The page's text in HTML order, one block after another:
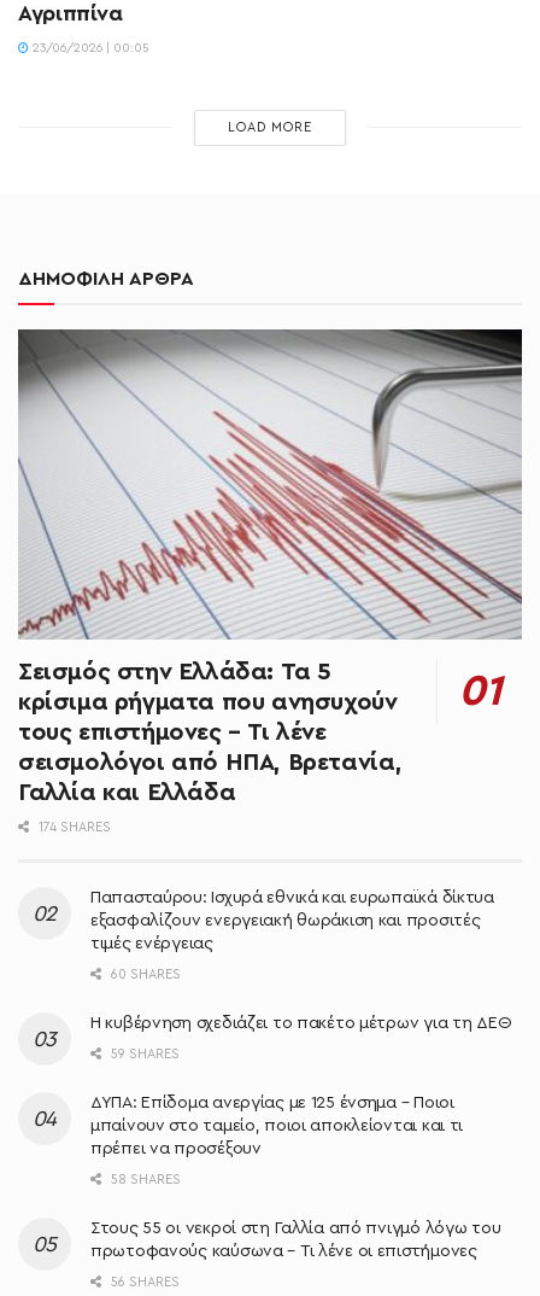
Αγριππίνα
23/06/2026 | 00:05
LOAD MORE
ΔΗΜΟΦΙΛΗ ΑΡΘΡΑ
Σεισμός στην Ελλάδα: Τα 5
κρίσιμα ρήγματα που ανησυχούν
τους επιστήμονες – Τι λένε
σεισμολόγοι από ΗΠΑ, Βρετανία,
Γαλλία και Ελλάδα
174 SHARES
Παπασταύρου: Ισχυρά εθνικά και ευρωπαϊκά δίκτυα
εξασφαλίζουν ενεργειακή θωράκιση και προσιτές
τιμές ενέργειας
60 SHARES
Η κυβέρνηση σχεδιάζει το πακέτο μέτρων για τη ΔΕΘ
59 SHARES
ΔΥΠΑ: Επίδομα ανεργίας με 125 ένσημα – Ποιοι
μπαίνουν στο ταμείο, ποιοι αποκλείονται και τι
πρέπει να προσέξουν
58 SHARES
Στους 55 οι νεκροί στη Γαλλία από πνιγμό λόγω του
πρωτοφανούς καύσωνα – Τι λένε οι επιστήμονες
56 SHARES